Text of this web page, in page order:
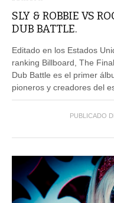
SLY & ROBBIE VS
DUB BATTLE.
Editado en los Estados
ranking Billboard, The
Dub Battle es el primer
pioneros y creadores del
PUBLICADO